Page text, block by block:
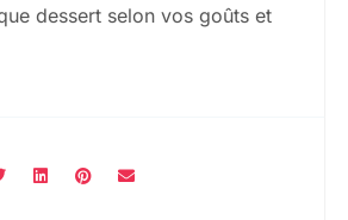
dessert selon vos goûts et